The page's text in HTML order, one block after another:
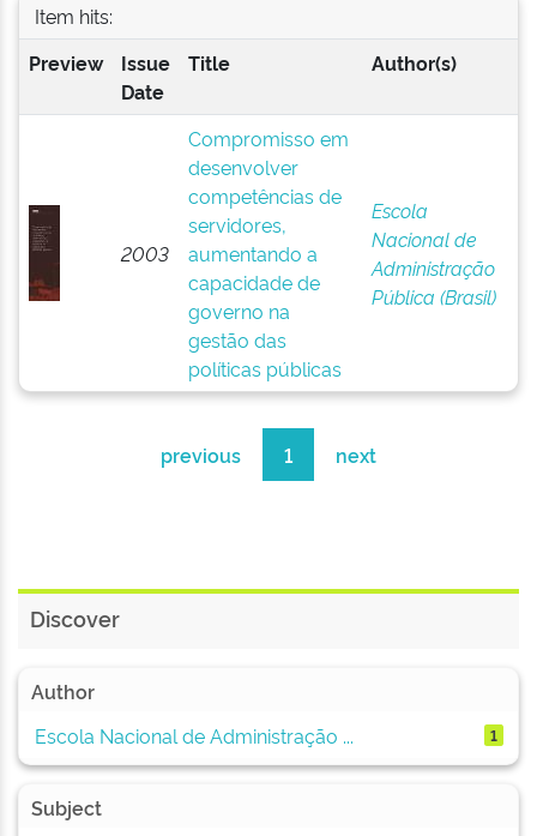
Item hits:
Preview
Issue
Date
Title Author(s)
2003
Compromisso em
desenvolver
competências de
servidores,
aumentando a
capacidade de
governo na
gestão das
políticas públicas
Escola
Nacional de
Administração
Pública (Brasil)
previous 1 next
Discover
Author
Escola Nacional de Administração ...
1
Subject